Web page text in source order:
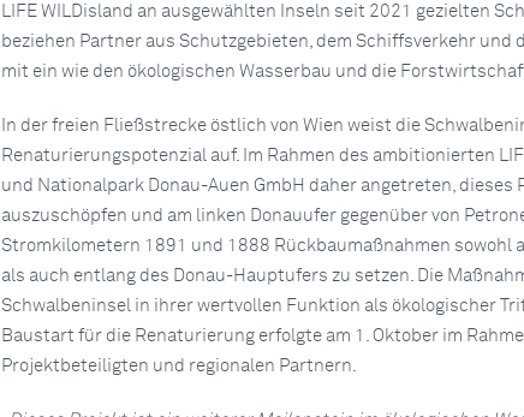
LIFE WILDisland an ausgewählten Inseln seit 2021 gezielten
beziehen Partner aus Schutzgebieten, dem Schiffsverkehr und
mit ein wie den ökologischen Wasserbau und die
In der freien Fließstrecke östlich von Wien weist die
Renaturierungspotenzial auf. Im Rahmen des ambitionierten
und Nationalpark Donau-Auen GmbH daher angetreten, dieses
auszuschöpfen und am linken Donauufer gegenüber von
Stromkilometern 1891 und 1888 Rückbaumaßnahmen sowohl
als auch entlang des Donau-Hauptufers zu setzen. Die
Schwalbeninsel in ihrer wertvollen Funktion als ökologischer
Baustart für die Renaturierung erfolgte am 1. Oktober im
Projektbeteiligten und regionalen Partnern.